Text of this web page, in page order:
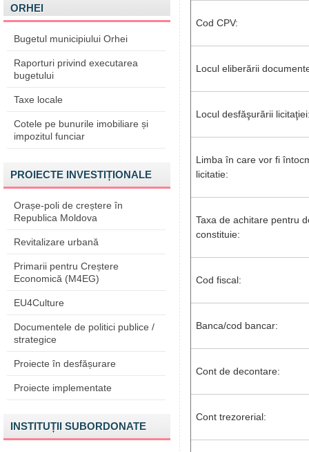
ORHEI
Bugetul municipiului Orhei
Raporturi privind executarea
bugetului
Taxe locale
Cotele pe bunurile imobiliare și
impozitul funciar
PROIECTE INVESTIȚIONALE
Orașe-poli de creștere în
Republica Moldova
Revitalizare urbană
Primarii pentru Creștere
Economică (M4EG)
EU4Culture
Documentele de politici publice /
strategice
Proiecte în desfășurare
Proiecte implementate
INSTITUȚII SUBORDONATE
Cod CPV:
Locul eliberării
Locul desfăşurării
Limba în care vor fi
licitatie:
Taxa de achitare pentru
constituie:
Cod fiscal:
Banca/cod bancar:
Cont de decontare:
Cont trezorerial: